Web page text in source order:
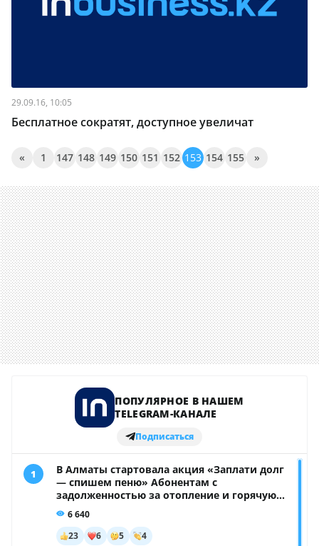
29.09.16, 10:05
Бесплатное сократят, доступное увеличат
« 1 147 148 149 150 151 152 153 154 155 »